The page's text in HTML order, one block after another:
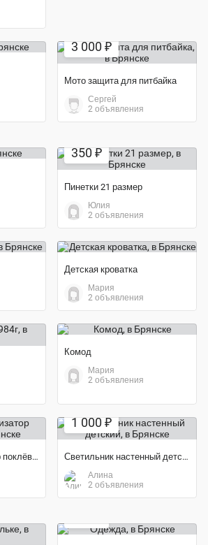
3 000 ₽
Мото защита для питбайка
Сергей
2 объявления
350 ₽
Пинетки 21 размер
Юлия
2 объявления
Детская кроватка
Мария
2 объявления
Комод
Мария
2 объявления
Новый Сигнализатор поклёвки
1 000 ₽
Светильник настенный детский
Алина
2 объявления
Экономия 50%